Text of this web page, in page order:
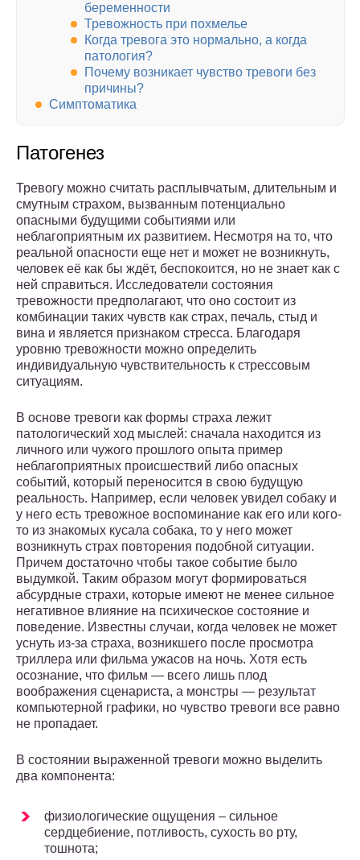
беременности
Тревожность при похмелье
Когда тревога это нормально, а когда
патология?
Почему возникает чувство тревоги без
причины?
Симптоматика
Патогенез
Тревогу можно считать расплывчатым, длительным и
смутным страхом, вызванным потенциально
опасными будущими событиями или
неблагоприятным их развитием. Несмотря на то, что
реальной опасности еще нет и может не возникнуть,
человек её как бы ждёт, беспокоится, но не знает как с
ней справиться. Исследователи состояния
тревожности предполагают, что оно состоит из
комбинации таких чувств как страх, печаль, стыд и
вина и является признаком стресса. Благодаря
уровню тревожности можно определить
индивидуальную чувствительность к стрессовым
ситуациям.
В основе тревоги как формы страха лежит
патологический ход мыслей: сначала находится из
личного или чужого прошлого опыта пример
неблагоприятных происшествий либо опасных
событий, который переносится в свою будущую
реальность. Например, если человек увидел собаку и
у него есть тревожное воспоминание как его или кого-
то из знакомых кусала собака, то у него может
возникнуть страх повторения подобной ситуации.
Причем достаточно чтобы такое событие было
выдумкой. Таким образом могут формироваться
абсурдные страхи, которые имеют не менее сильное
негативное влияние на психическое состояние и
поведение. Известны случаи, когда человек не может
уснуть из-за страха, возникшего после просмотра
триллера или фильма ужасов на ночь. Хотя есть
осознание, что фильм — всего лишь плод
воображения сценариста, а монстры — результат
компьютерной графики, но чувство тревоги все равно
не пропадает.
В состоянии выраженной тревоги можно выделить
два компонента:
физиологические ощущения – сильное
сердцебиение, потливость, сухость во рту,
тошнота;